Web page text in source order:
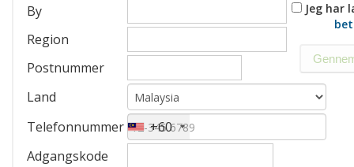
By
Region
Postnummer
Land
Telefonnummer
+60
Adgangskode
Jeg har